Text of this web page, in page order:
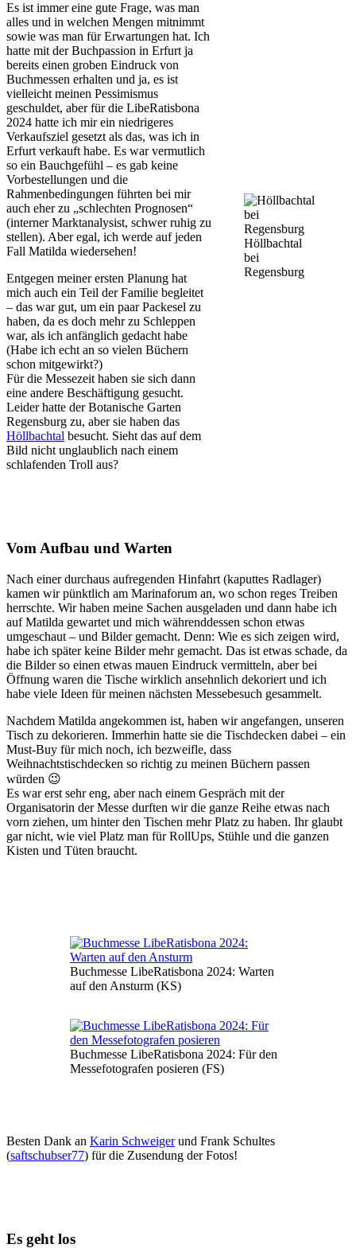
Es ist immer eine gute Frage, was man
alles und in welchen Mengen mitnimmt
sowie was man für Erwartungen hat. Ich
hatte mit der Buchpassion in Erfurt ja
bereits einen groben Eindruck von
Buchmessen erhalten und ja, es ist
vielleicht meinen Pessimismus
geschuldet, aber für die LibeRatisbona
2024 hatte ich mir ein niedrigeres
Verkaufsziel gesetzt als das, was ich in
Erfurt verkauft habe. Es war vermutlich
so ein Bauchgefühl – es gab keine
Vorbestellungen und die
Rahmenbedingungen führten bei mir
auch eher zu „schlechten Prognosen“
(interner Marktanalysist, schwer ruhig zu
stellen). Aber egal, ich werde auf jeden
Fall Matilda wiedersehen!
Entgegen meiner ersten Planung hat
mich auch ein Teil der Familie begleitet
– das war gut, um ein paar Packesel zu
haben, da es doch mehr zu Schleppen
war, als ich anfänglich gedacht habe
(Habe ich echt an so vielen Büchern
schon mitgewirkt?)
Für die Messezeit haben sie sich dann
eine andere Beschäftigung gesucht.
Leider hatte der Botanische Garten
Regensburg zu, aber sie haben das
Höllbachtal besucht. Sieht das auf dem
Bild nicht unglaublich nach einem
schlafenden Troll aus?
Höllbachtal
bei
Regensburg
Vom Aufbau und Warten
Nach einer durchaus aufregenden Hinfahrt (kaputtes Radlager)
kamen wir pünktlich am Marinaforum an, wo schon reges Treiben
herrschte. Wir haben meine Sachen ausgeladen und dann habe ich
auf Matilda gewartet und mich währenddessen schon etwas
umgeschaut – und Bilder gemacht. Denn: Wie es sich zeigen wird,
habe ich später keine Bilder mehr gemacht. Das ist etwas schade, da
die Bilder so einen etwas mauen Eindruck vermitteln, aber bei
Öffnung waren die Tische wirklich ansehnlich dekoriert und ich
habe viele Ideen für meinen nächsten Messebesuch gesammelt.
Nachdem Matilda angekommen ist, haben wir angefangen, unseren
Tisch zu dekorieren. Immerhin hatte sie die Tischdecken dabei – ein
Must-Buy für mich noch, ich bezweifle, dass
Weihnachtstischdecken so richtig zu meinen Büchern passen
würden 😉
Es war erst sehr eng, aber nach einem Gespräch mit der
Organisatorin der Messe durften wir die ganze Reihe etwas nach
vorn ziehen, um hinter den Tischen mehr Platz zu haben. Ihr glaubt
gar nicht, wie viel Platz man für RollUps, Stühle und die ganzen
Kisten und Tüten braucht.
Buchmesse LibeRatisbona 2024: Warten
auf den Ansturm (KS)
Buchmesse LibeRatisbona 2024: Für den
Messefotografen posieren (FS)
Besten Dank an Karin Schweigerund Frank Schultes
(saftschubser77) für die Zusendung der Fotos!
Es geht los